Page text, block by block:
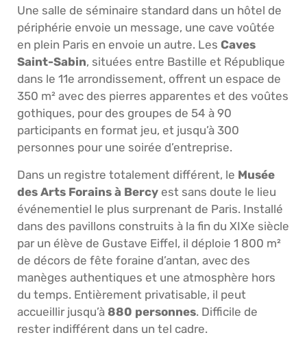
Une salle de séminaire standard dans un hôtel de
périphérie envoie un message, une cave voûtée
en plein Paris en envoie un autre. Les Caves
Saint-Sabin, situées entre Bastille et République
dans le 11e arrondissement, offrent un espace de
350 m² avec des pierres apparentes et des voûtes
gothiques, pour des groupes de 54 à 90
participants en format jeu, et jusqu’à 300
personnes pour une soirée d’entreprise.
Dans un registre totalement différent, le Musée
des Arts Forains à Bercy est sans doute le lieu
événementiel le plus surprenant de Paris. Installé
dans des pavillons construits à la fin du XIXe siècle
par un élève de Gustave Eiffel, il déploie 1 800 m²
de décors de fête foraine d’antan, avec des
manèges authentiques et une atmosphère hors
du temps. Entièrement privatisable, il peut
accueillir jusqu’à 880 personnes. Difficile de
rester indifférent dans un tel cadre.